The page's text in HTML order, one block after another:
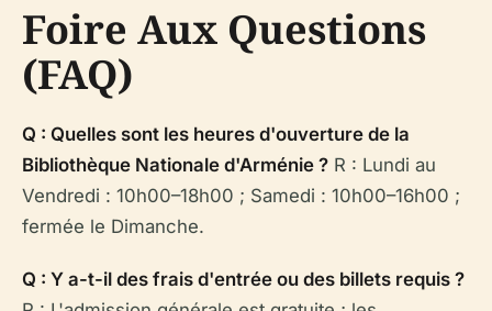
Foire Aux Questions
(FAQ)
Q : Quelles sont les heures d'ouverture de la
Bibliothèque Nationale d'Arménie ? R : Lundi au
Vendredi : 10h00–18h00 ; Samedi : 10h00–16h00 ;
fermée le Dimanche.
Q : Y a-t-il des frais d'entrée ou des billets requis ?